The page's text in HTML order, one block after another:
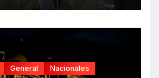
General Nacionales